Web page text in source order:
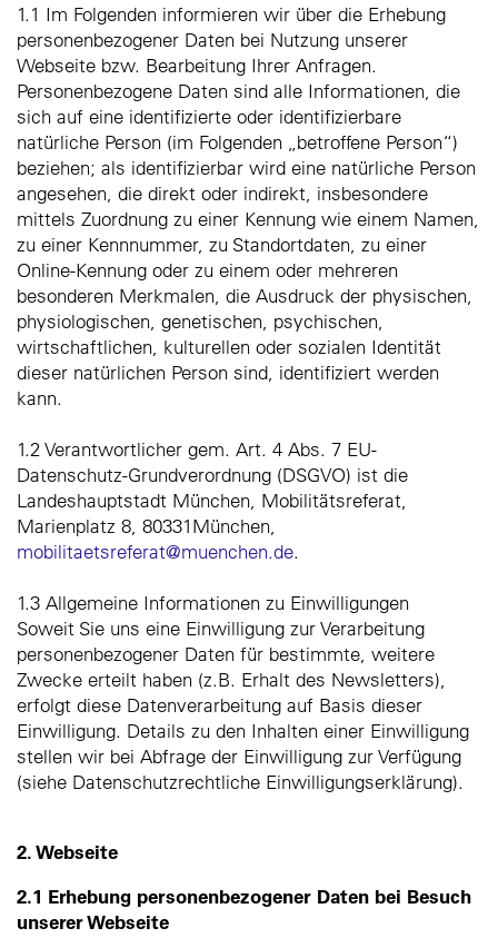
1.1 Im Folgenden informieren wir über die Erhebung
personenbezogener Daten bei Nutzung unserer
Webseite bzw. Bearbeitung Ihrer Anfragen.
Personenbezogene Daten sind alle Informationen, die
sich auf eine identifizierte oder identifizierbare
natürliche Person (im Folgenden „betroffene Person“)
beziehen; als identifizierbar wird eine natürliche Person
angesehen, die direkt oder indirekt, insbesondere
mittels Zuordnung zu einer Kennung wie einem Namen,
zu einer Kennnummer, zu Standortdaten, zu einer
Online-Kennung oder zu einem oder mehreren
besonderen Merkmalen, die Ausdruck der physischen,
physiologischen, genetischen, psychischen,
wirtschaftlichen, kulturellen oder sozialen Identität
dieser natürlichen Person sind, identifiziert werden
kann.
1.2 Verantwortlicher gem. Art. 4 Abs. 7 EU-
Datenschutz-Grundverordnung (DSGVO) ist die
Landeshauptstadt München, Mobilitätsreferat,
Marienplatz 8, 80331München,
mobilitaetsreferat@muenchen.de.
1.3 Allgemeine Informationen zu Einwilligungen
Soweit Sie uns eine Einwilligung zur Verarbeitung
personenbezogener Daten für bestimmte, weitere
Zwecke erteilt haben (z.B. Erhalt des Newsletters),
erfolgt diese Datenverarbeitung auf Basis dieser
Einwilligung. Details zu den Inhalten einer Einwilligung
stellen wir bei Abfrage der Einwilligung zur Verfügung
(siehe Datenschutzrechtliche Einwilligungserklärung).
2. Webseite
2.1 Erhebung personenbezogener Daten bei Besuch
unserer Webseite